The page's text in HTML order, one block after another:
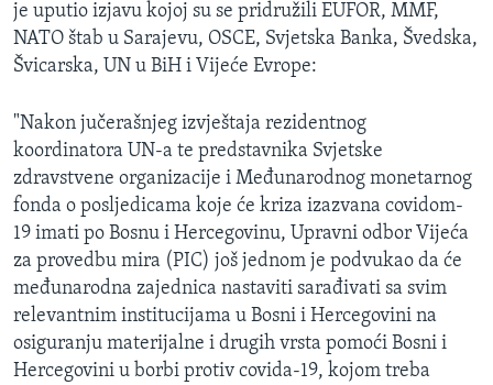
Jezici
je uputio izjavu kojoj su se pridružili EUFOR, MMF,
NATO štab u Sarajevu, OSCE, Svjetska Banka, Švedska,
Švicarska, UN u BiH i Vijeće Evrope:
"Nakon jučerašnjeg izvještaja rezidentnog
koordinatora UN-a te predstavnika Svjetske
zdravstvene organizacije i Međunarodnog monetarnog
fonda o posljedicama koje će kriza izazvana covidom-
19 imati po Bosnu i Hercegovinu, Upravni odbor Vijeća
za provedbu mira (PIC) još jednom je podvukao da će
međunarodna zajednica nastaviti sarađivati sa svim
relevantnim institucijama u Bosni i Hercegovini na
osiguranju materijalne i drugih vrsta pomoći Bosni i
Hercegovini u borbi protiv covida-19, kojom treba